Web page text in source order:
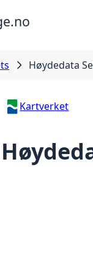
Høydedata
Kartverket